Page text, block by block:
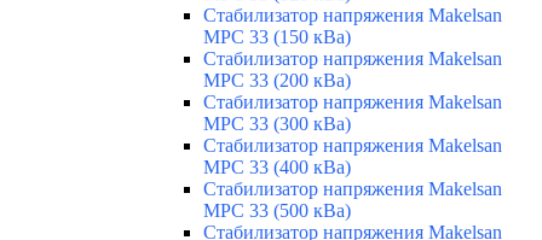
Стабилизатор напряжения Makelsan
MPC 33 (150 кВа)
Стабилизатор напряжения Makelsan
MPC 33 (200 кВа)
Стабилизатор напряжения Makelsan
MPC 33 (300 кВа)
Стабилизатор напряжения Makelsan
MPC 33 (400 кВа)
Стабилизатор напряжения Makelsan
MPC 33 (500 кВа)
Стабилизатор напряжения Makelsan